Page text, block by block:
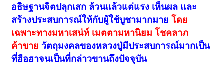
อธิษฐานจิตปลุกเสก ล้วนแล้วแต่แรง เห็นผล และ
สร้างประสบการณ์ให้กับผู้ใช้บูชามากมาย โดย
เฉพาะทางมหาเสน่ห์ เมตตามหานิยม โชคลาภ
ค้าขาย วัตถุมงคลของหลวงปู่มีประสบการณ์มากเป็น
ที่ฮือฮาจนเป็นที่กล่าวขานถึงปัจจุบัน